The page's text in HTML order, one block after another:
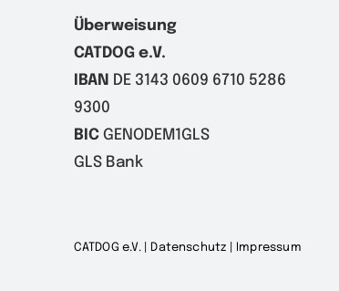
Überweisung
CATDOG e.V.
IBAN
DE 3143 0609 6710 5286
9300
BICGENODEM1GLS
GLS Bank
CATDOG e.V. | Datenschutz Impressum